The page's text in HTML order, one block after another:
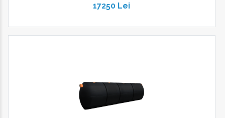
17250 Lei